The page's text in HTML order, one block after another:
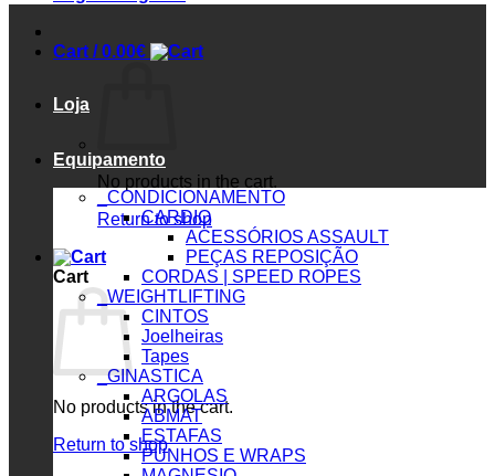
Cart /0.00€
No products in the cart.
Return to shop
Cart
No products in the cart.
Return to shop
Loja
Equipamento
_CONDICIONAMENTO
CARDIO
ACESSÓRIOS ASSAULT
PEÇAS REPOSIÇÃO
CORDAS | SPEED ROPES
_WEIGHTLIFTING
CINTOS
Joelheiras
Tapes
_GINASTICA
ARGOLAS
ABMAT
ESTAFAS
PUNHOS E WRAPS